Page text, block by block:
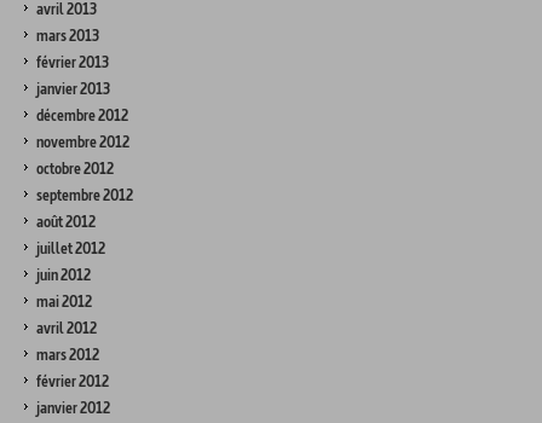
avril 2013
mars 2013
février 2013
janvier 2013
décembre 2012
novembre 2012
octobre 2012
septembre 2012
août 2012
juillet 2012
juin 2012
mai 2012
avril 2012
mars 2012
février 2012
janvier 2012